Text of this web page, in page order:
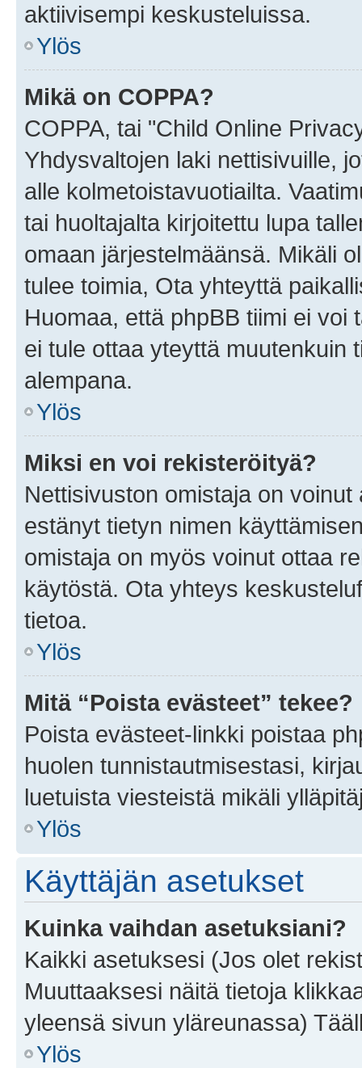
aktiivisempi keskusteluissa.
Ylös
Mikä on COPPA?
COPPA, tai "Child Online
Yhdysvaltojen laki nettisivuille,
alle kolmetoistavuotiailta.
tai huoltajalta kirjoitettu lupa
omaan järjestelmäänsä. Mikäli
tulee toimia, Ota yhteyttä
Huomaa, että phpBB tiimi ei
ei tule ottaa yteyttä muutenkuin
alempana.
Ylös
Miksi en voi rekisteröityä?
Nettisivuston omistaja on
estänyt tietyn nimen
omistaja on myös voinut ottaa
käytöstä. Ota yhteys
tietoa.
Ylös
Mitä “Poista evästeet” tekee?
Poista evästeet-linkki poistaa
huolen tunnistautmisestasi,
luetuista viesteistä mikäli
Ylös
Käyttäjän asetukset
Kuinka vaihdan asetuksiani?
Kaikki asetuksesi (Jos olet
Muuttaaksesi näitä tietoja
yleensä sivun yläreunassa)
Ylös